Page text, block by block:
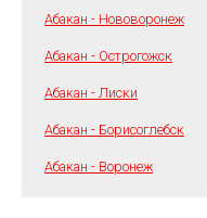
Абакан - Нововоронеж
Абакан - Острогожск
Абакан - Лиски
Абакан - Борисоглебск
Абакан - Воронеж